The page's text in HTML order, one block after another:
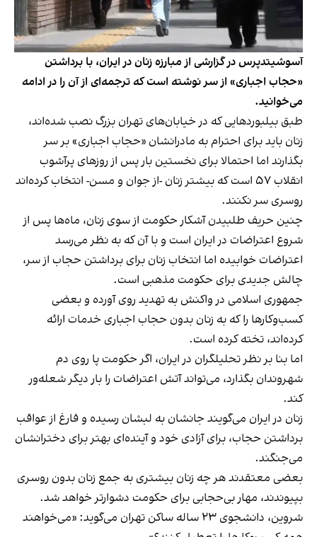
آسوشیتدپرس در گزارشی از مبارزه زنان در ایران، با برداشتن
«حجاب اجباری» از سر نوشته است که ترجمه‌ای از آن را در ادامه
می‌خوانید.
طبق بیلبوردهایی که در خیابان‌های تهران بزرگ نصب شده‌اند،
زنان باید برای احترام به مادرانشان «حجاب اجباری» بر سر
بگذارند اما احتمالا برای نخستین بار پس از روزهای پرآشوب
انقلاب ۵۷ است که بیشتر زنان -از جوان و مسن- انتخاب کرده‌اند
روسری سر نکنند.
چنین حریف طلبیدن آشکار حکومت از سوی زنان، ماه‌ها پس از
شروع اعتراضات در ایران است و با آن که به نظر می‌رسد
اعتراضات خوابیده اما انتخاب زنان برای برداشتن حجاب از سر،
چالش جدیدی برای حکومت مذهبی است.
جمهوری اسلامی در واکنش به تهدید روی آورده و بعضی
کسب‌وکارها را که به زنان بدون حجاب اجباری خدمات ارائه
کرده‌اند، تخته کرده است.
اما بنا بر نظر تحلیلگران در ایران، اگر حکومت پا روی دم
شهروندان بگذارد، می‌تواند آتش اعتراضات را بار دیگر شعله‌ور
کند.
زنان در ایران می‌گویند جانشان به لبشان رسیده و فارغ از عواقب
برداشتن حجاب، برای آزادی‌ خود و آینده‌ای بهتر برای دخترانشان
می‌جنگند.
بعضی معتقدند هر چه زنان بیشتری به جمع زنان بدون روسری
بپیوندند، مهار بی‌حجابی برای حکومت دشوارتر خواهد شد.
شروین، دانشجوی ۲۳ ساله ساکن تهران می‌گوید: «می‌خواهند